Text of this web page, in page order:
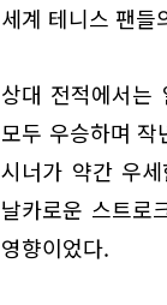
세계 테니스 팬들
상대 전적에서는
모두 우승하며
시너가 약간 우
날카로운 스트로
영향이었다.